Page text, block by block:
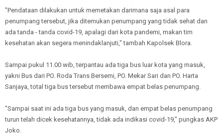
"Pendataan dilakukan untuk memetakan darimana saja asal para
penumpang tersebut, jika ditemukan penumpang yang tidak sehat dan
ada tanda - tanda covid-19, apalagi dari kota pandemi, makan tim
kesehatan akan segera menindaklanjuti," tambah Kapolsek Blora.
Sampai pukul 11.00 wib, terpantau ada tiga bus luar kota yang masuk,
yakni Bus dari PO. Roda Trans Bersemi, PO. Mekar Sari dan PO. Harta
Sanjaya, total tiga bus tersebut membawa empat belas penumpang.
"Sampai saat ini ada tiga bus yang masuk, dan empat belas penumpang
turun telah dicek kesehatannya, tidak ada indikasi covid-19," pungkas AKP
Joko.